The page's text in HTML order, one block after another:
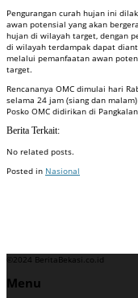
Pengurangan curah hujan ini
awan potensial yang akan
hujan di wilayah target, dengan
di wilayah terdampak dapat
melalui pemanfaatan awan
target.
Rencananya OMC dimulai hari
selama 24 jam (siang dan
Posko OMC didirikan di
Berita Terkait:
No related posts.
Posted in Nasional
©2024 BeritaBekasi.co.id
Menu